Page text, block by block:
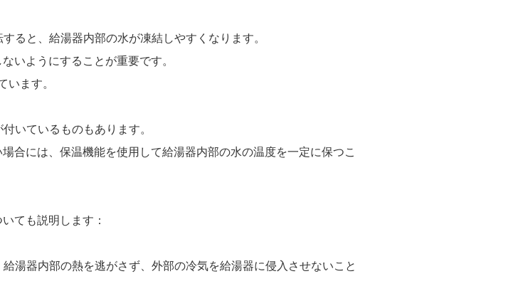
ると、給湯器内部の水が凍結しやすくなります。
いようにすることが重要です。
ます。
いているものもあります。
合には、保温機能を使用して給湯器内部の水の温度を一定に保つこ
ても説明します：
湯器内部の熱を逃がさず、外部の冷気を給湯器に侵入させないこと